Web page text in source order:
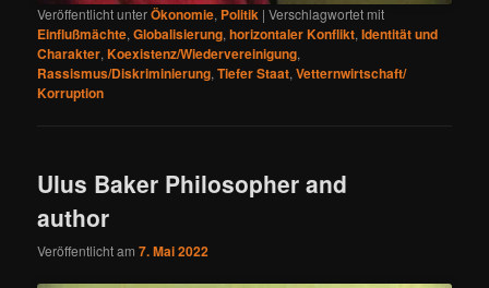
Veröffentlicht unterÖkonomie, Politik |Verschlagwortet mit
Einflußmächte,Globalisierung,horizontaler Konflikt,Identität und
Charakter,Koexistenz/Wiedervereinigung,
Rassismus/Diskriminierung,Tiefer Staat,Vetternwirtschaft/
Korruption
Ulus Baker Philosopher and
author
Veröffentlicht am7. Mai 2022